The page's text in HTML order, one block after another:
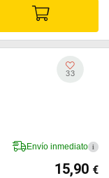
33
Envío inmediato i
15,90 €